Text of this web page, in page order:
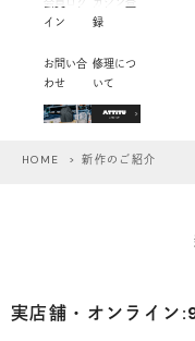
イン
録
お問い合
わせ
修理につ
いて
HOME > 新作のご紹介
実店舗・オンライン